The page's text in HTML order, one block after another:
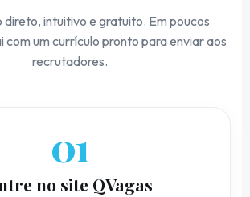
direto, intuitivo e gratuito. Em poucos
com um currículo pronto para enviar aos
recrutadores.
01
no site QVagas